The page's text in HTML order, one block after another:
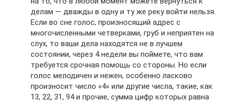
делам — дважды в одну и ту же реку войти нельзя.
Если во сне голос, произносящий адрес с
многочисленными четверками, груб и неприятен на
слух, то ваши дела находятся не в лучшем
состоянии, через 4 недели вы поймете, что вам
требуется срочная помощь со стороны. Но если
голос мелодичен и нежен, особенно ласково
произносит число «4» или другие числа, такие, как
13, 22, 31, 94 и прочие, сумма цифр которых равна